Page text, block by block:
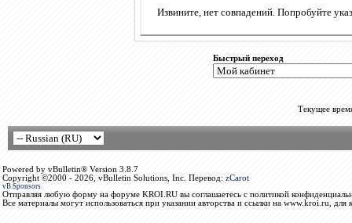
Извините, нет совпадений. Попробуйте
Быстрый переход
Текущее
Powered by vBulletin® Version 3.8.7
Copyright ©2000 - 2026, vBulletin Solutions, Inc. Перевод: zCarot
vB.Sponsors
Отправляя любую форму на форуме KROI.RU вы соглашаетесь с политикой
Все материалы могут использоваться при указании авторства и ссылки на www.kroi.ru, для